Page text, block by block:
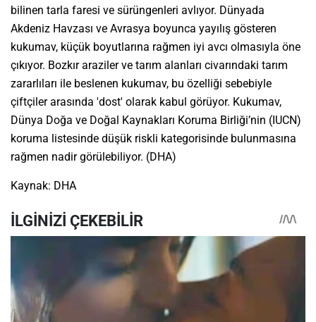
bilinen tarla faresi ve sürüngenleri avlıyor. Dünyada
Akdeniz Havzası ve Avrasya boyunca yayılış gösteren
kukumav, küçük boyutlarına rağmen iyi avcı olmasıyla öne
çıkıyor. Bozkır araziler ve tarım alanları civarındaki tarım
zararlıları ile beslenen kukumav, bu özelliği sebebiyle
çiftçiler arasında 'dost' olarak kabul görüyor. Kukumav,
Dünya Doğa ve Doğal Kaynakları Koruma Birliği’nin (IUCN)
koruma listesinde düşük riskli kategorisinde bulunmasına
rağmen nadir görülebiliyor. (DHA)
Kaynak: DHA